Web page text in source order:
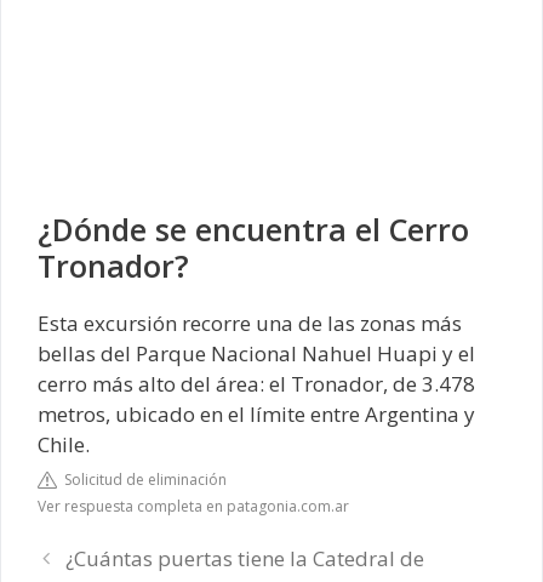
¿Dónde se encuentra el Cerro
Tronador?
Esta excursión recorre una de las zonas más
bellas del Parque Nacional Nahuel Huapi y el
cerro más alto del área: el Tronador, de 3.478
metros, ubicado en el límite entre Argentina y
Chile.
Solicitud de eliminación
Ver respuesta completa en patagonia.com.ar
¿Cuántas puertas tiene la Catedral de